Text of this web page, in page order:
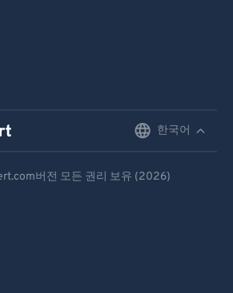
한국어
버전 모든 권리 보유 (2026)